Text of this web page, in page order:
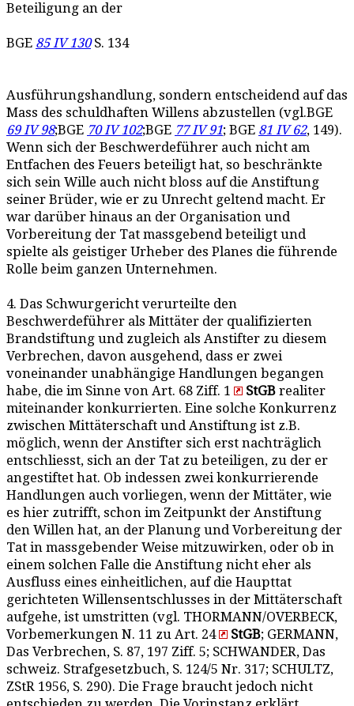
Beteiligung an der
BGE 85 IV 130S. 134
Ausführungshandlung, sondern entscheidend auf das
Mass des schuldhaften Willens abzustellen (vgl.BGE
69 IV 98;BGE 70 IV 102;BGE 77 IV 91; BGE 81 IV 62, 149).
Wenn sich der Beschwerdeführer auch nicht am
Entfachen des Feuers beteiligt hat, so beschränkte
sich sein Wille auch nicht bloss auf die Anstiftung
seiner Brüder, wie er zu Unrecht geltend macht. Er
war darüber hinaus an der Organisation und
Vorbereitung der Tat massgebend beteiligt und
spielte als geistiger Urheber des Planes die führende
Rolle beim ganzen Unternehmen.
4. Das Schwurgericht verurteilte den
Beschwerdeführer als Mittäter der qualifizierten
Brandstiftung und zugleich als Anstifter zu diesem
Verbrechen, davon ausgehend, dass er zwei
voneinander unabhängige Handlungen begangen
habe, die im Sinne von Art. 68 Ziff. 1
StGB realiter
miteinander konkurrierten. Eine solche Konkurrenz
zwischen Mittäterschaft und Anstiftung ist z.B.
möglich, wenn der Anstifter sich erst nachträglich
entschliesst, sich an der Tat zu beteiligen, zu der er
angestiftet hat. Ob indessen zwei konkurrierende
Handlungen auch vorliegen, wenn der Mittäter, wie
es hier zutrifft, schon im Zeitpunkt der Anstiftung
den Willen hat, an der Planung und Vorbereitung der
Tat in massgebender Weise mitzuwirken, oder ob in
einem solchen Falle die Anstiftung nicht eher als
Ausfluss eines einheitlichen, auf die Haupttat
gerichteten Willensentschlusses in der Mittäterschaft
aufgehe, ist umstritten (vgl. THORMANN/OVERBECK,
Vorbemerkungen N. 11 zu Art. 24
StGB; GERMANN,
Das Verbrechen, S. 87, 197 Ziff. 5; SCHWANDER, Das
schweiz. Strafgesetzbuch, S. 124/5 Nr. 317; SCHULTZ,
ZStR 1956, S. 290). Die Frage braucht jedoch nicht